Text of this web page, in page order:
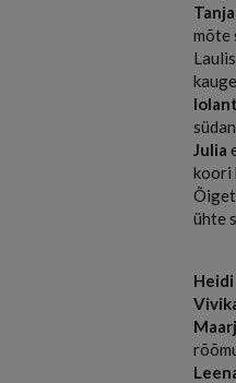
Tanja
mõte
Laulis
Julia
koori
ühte
Heidi